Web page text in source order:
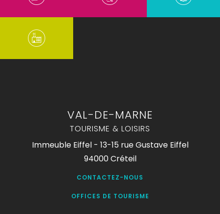
VAL-DE-MARNE
TOURISME & LOISIRS
Immeuble Eiffel - 13-15 rue Gustave Eiffel
94000 Créteil
CONTACTEZ-NOUS
OFFICES DE TOURISME